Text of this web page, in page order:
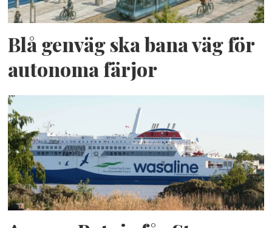
Blå genväg ska bana väg för
autonoma färjor